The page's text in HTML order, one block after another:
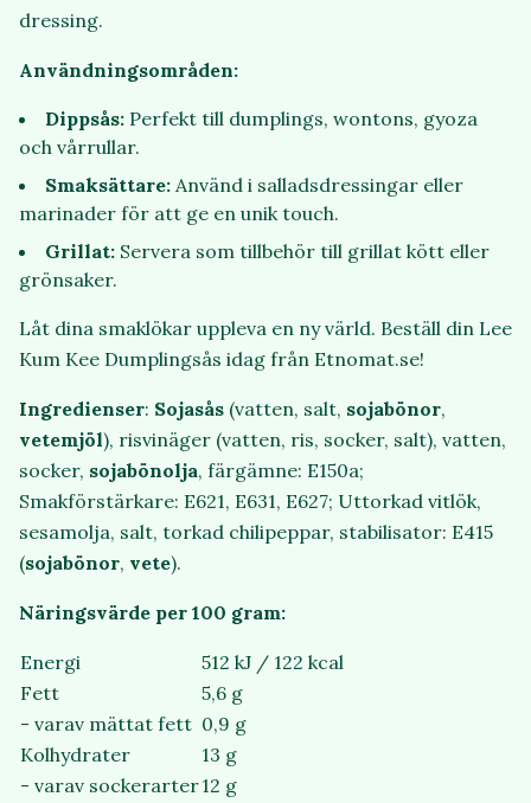
dressing.
Användningsområden:
Dippsås: Perfekt till dumplings, wontons, gyoza
och vårrullar.
Smaksättare: Använd i salladsdressingar eller
marinader för att ge en unik touch.
Grillat: Servera som tillbehör till grillat kött eller
grönsaker.
Låt dina smaklökar uppleva en ny värld. Beställ din Lee
Kum Kee Dumplingsås idag från Etnomat.se!
Ingredienser: Sojasås (vatten, salt, sojabönor,
vetemjöl), risvinäger (vatten, ris, socker, salt), vatten,
socker, sojabönolja, färgämne: E150a;
Smakförstärkare: E621, E631, E627; Uttorkad vitlök,
sesamolja, salt, torkad chilipeppar, stabilisator: E415
(sojabönor, vete).
Näringsvärde per 100 gram:
Energi
512 kJ / 122 kcal
Fett
5,6 g
- varav mättat fett 0,9 g
Kolhydrater
13 g
- varav sockerarter12 g